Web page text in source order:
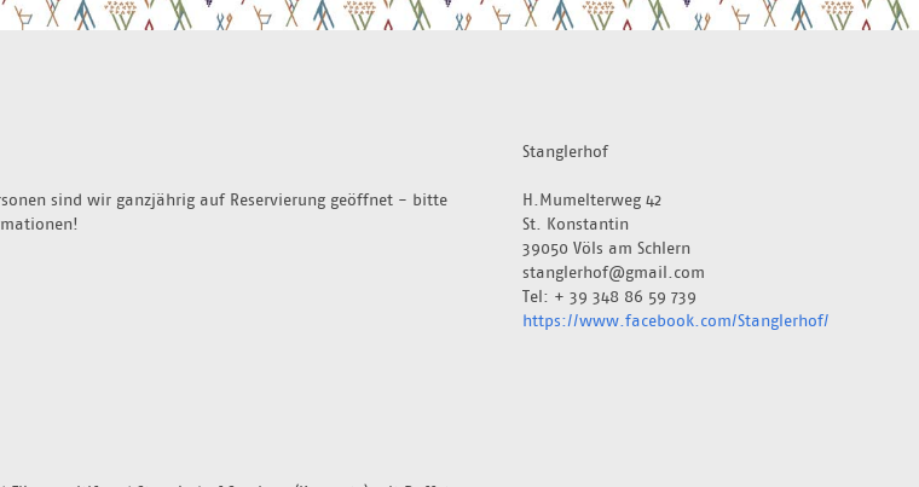
sind wir ganzjährig auf Reservierung geöffnet - bitte
Stanglerhof
H.Mumelterweg 42
St. Konstantin
39050 Völs am Schlern
stanglerhof@gmail.com
Tel: + 39 348 86 59 739
https://www.facebook.com/Stanglerhof/